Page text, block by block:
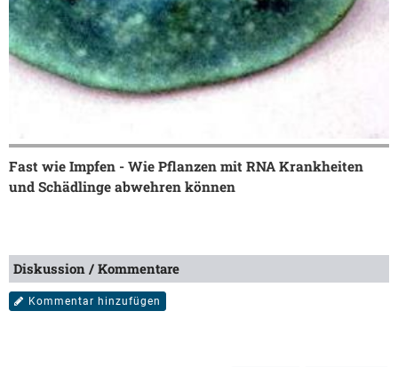
Fast wie Impfen - Wie Pflanzen mit RNA Krankheiten
und Schädlinge abwehren können
Diskussion / Kommentare
Kommentar hinzufügen